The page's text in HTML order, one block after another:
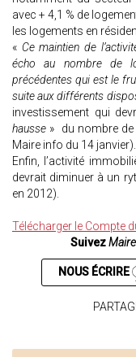
avec + 4,1 % de
les logements en
« Ce maintien de
écho au nombre de
précédentes qui est le
suite aux différents
investissement qui
hausse » du nombre
Maire info du 14 janvier).
Enfin, l’activité
devrait diminuer à un
en 2012).
Télécharger le Compte
Suivez
NOUS ÉCRIRE